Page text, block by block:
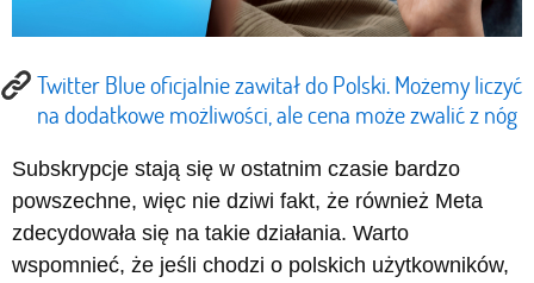
Twitter Blue oficjalnie zawitał do Polski. Możemy liczyć
na dodatkowe możliwości, ale cena może zwalić z nóg
Subskrypcje stają się w ostatnim czasie bardzo
powszechne, więc nie dziwi fakt, że również Meta
zdecydowała się na takie działania. Warto
wspomnieć, że jeśli chodzi o polskich użytkowników,